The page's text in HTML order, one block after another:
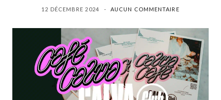
12 DÉCEMBRE 2024 AUCUN COMMENTAIRE